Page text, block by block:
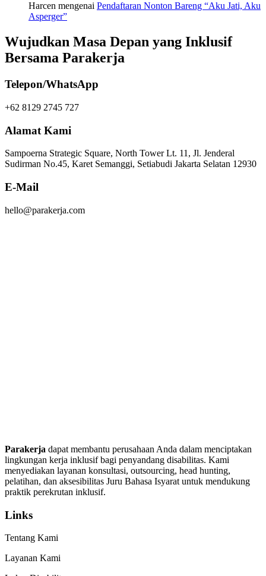
Harcen mengenai Pendaftaran Nonton Bareng “Aku Jati, Aku
Asperger”
Wujudkan Masa Depan yang Inklusif
Bersama Parakerja
Telepon/WhatsApp
+62 8129 2745 727
Alamat Kami
Sampoerna Strategic Square, North Tower Lt. 11, Jl. Jenderal
Sudirman No.45, Karet Semanggi, Setiabudi Jakarta Selatan 12930
E-Mail
hello@parakerja.com
Parakerja dapat membantu perusahaan Anda dalam menciptakan
lingkungan kerja inklusif bagi penyandang disabilitas. Kami
menyediakan layanan konsultasi, outsourcing, head hunting,
pelatihan, dan aksesibilitas Juru Bahasa Isyarat untuk mendukung
praktik perekrutan inklusif.
Links
Tentang Kami
Layanan Kami